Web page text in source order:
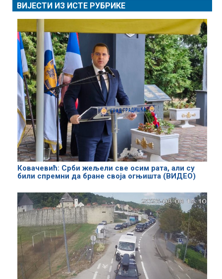
ВИЈЕСТИ ИЗ ИСТЕ РУБРИКЕ
Ковачевић: Срби жељели све осим рата, али су
били спремни да бране своја огњишта (ВИДЕО)